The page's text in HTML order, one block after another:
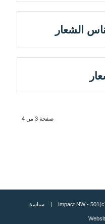
الشعار
صفحة 3 من 4
سياسة